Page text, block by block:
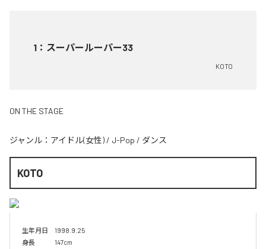
1 ： スーパールーパー33
KOTO
ON THE STAGE
ジャンル： アイドル(女性) / J-Pop / ダンス
KOTO
生年月日　1998.9.25
身長　　　147cm